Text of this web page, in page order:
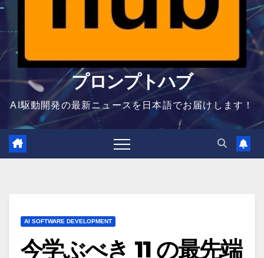
プロンプトハブ
AI駆動開発の最新ニュースを日本語でお届けします！
AI SOFTWARE DEVELOPMENT
今学ぶべき 11 の最先端